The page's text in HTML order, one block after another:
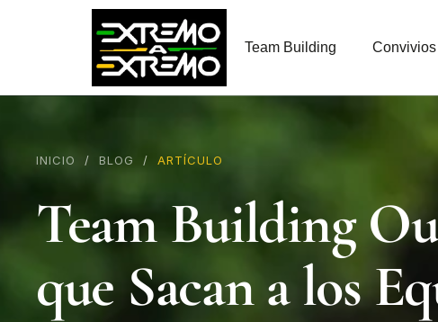
Team Building
INICIO / BLOG / ARTÍCULO
Team Building
que Sacan a los